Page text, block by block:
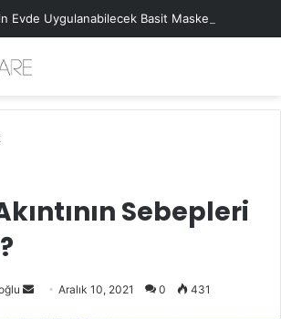
Evde Uygulanabilecek Basit Maskeler
Sebepleri
Bir
Aralık 10, 2021 0 431